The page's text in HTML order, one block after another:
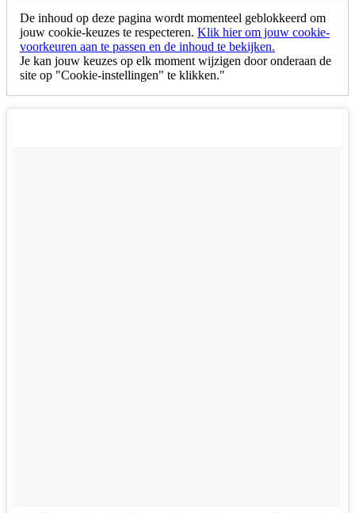
De inhoud op deze pagina wordt momenteel geblokkeerd om
jouw cookie-keuzes te respecteren. Klik hier om jouw cookie-
voorkeuren aan te passen en de inhoud te bekijken.
Je kan jouw keuzes op elk moment wijzigen door onderaan de
site op "Cookie-instellingen" te klikken."